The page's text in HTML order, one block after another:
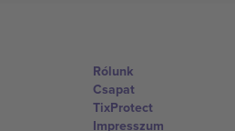
Rólunk
Csapat
TixProtect
Impresszum